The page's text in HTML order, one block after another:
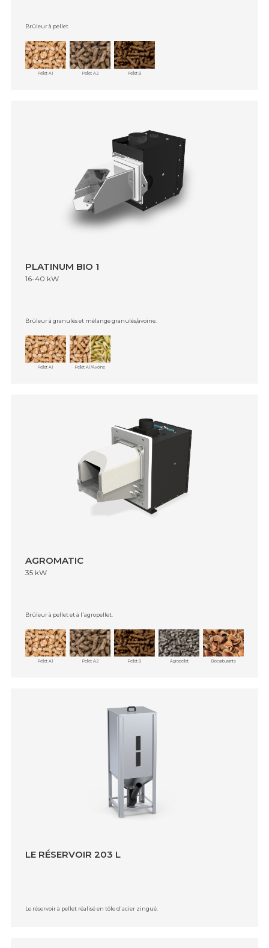
Brûleur à pellet
Pellet A1 Pellet A2 Pellet B
PLATINUM BIO 1
16-40 kW
Brûleur à granulés et mélange granulés/avoine.
Pellet A1 Pellet A1/Avoine
AGROMATIC
35 kW
Brûleur à pellet et à l᾿agropellet.
Pellet A1 Pellet A2 Pellet B Agropellet Biocarburants
LE RÉSERVOIR 203 L
Le réservoir à pellet réalisé en tôle d᾿acier zingué.